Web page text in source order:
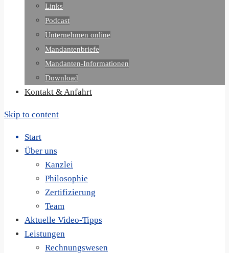
Links
Podcast
Unternehmen online
Mandantenbriefe
Mandanten-Informationen
Download
Kontakt & Anfahrt
Skip to content
Start
Über uns
Kanzlei
Philosophie
Zertifizierung
Team
Aktuelle Video-Tipps
Leistungen
Rechnungswesen